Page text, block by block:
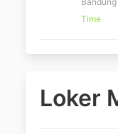
Time
Loker